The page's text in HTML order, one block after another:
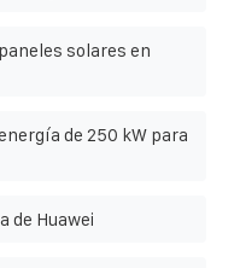
solares en
de 250 kW para
de Huawei